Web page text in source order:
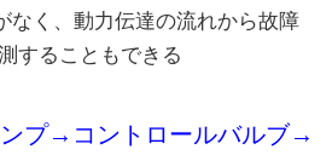
なく、動力伝達の流れから故障
することもできる
プ→コントロールバルブ→